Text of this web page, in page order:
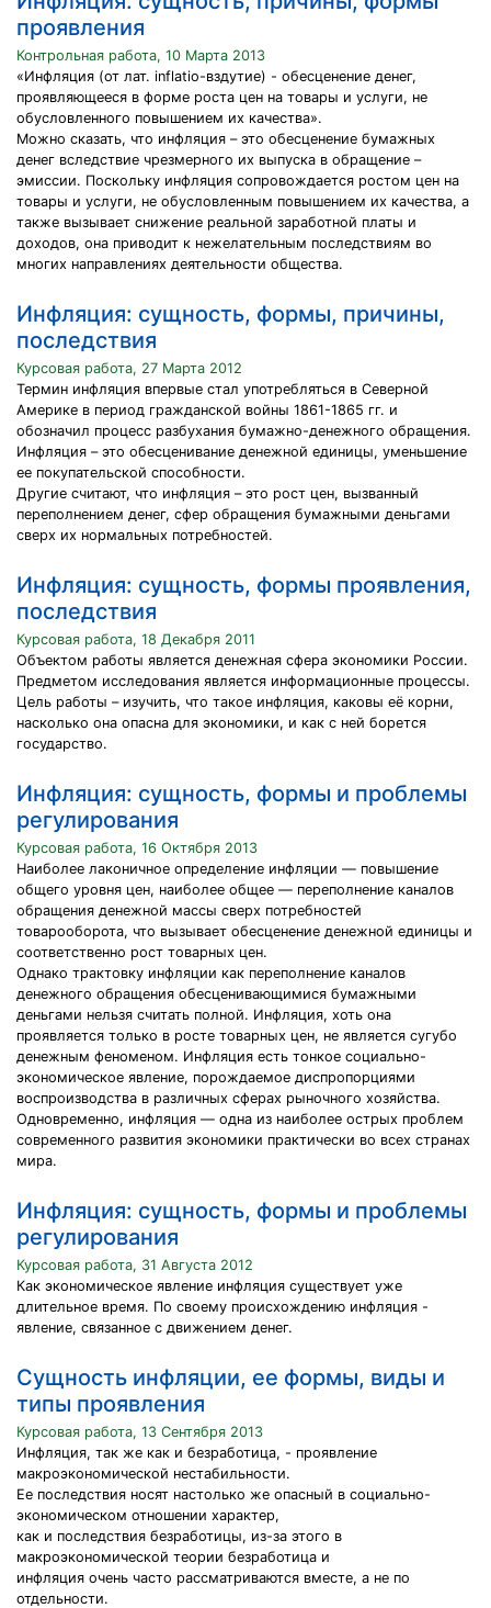
проявления
Контрольная работа, 10 Марта 2013
«Инфляция (от лат. inflatio-вздутие) - обесценение денег,
проявляющееся в форме роста цен на товары и услуги, не
обусловленного повышением их качества».
Можно сказать, что инфляция – это обесценение бумажных
денег вследствие чрезмерного их выпуска в обращение –
эмиссии. Поскольку инфляция сопровождается ростом цен на
товары и услуги, не обусловленным повышением их качества, а
также вызывает снижение реальной заработной платы и
доходов, она приводит к нежелательным последствиям во
многих направлениях деятельности общества.
Инфляция: сущность, формы, причины,
последствия
Курсовая работа, 27 Марта 2012
Термин инфляция впервые стал употребляться в Северной
Америке в период гражданской войны 1861-1865 гг. и
обозначил процесс разбухания бумажно-денежного обращения.
Инфляция – это обесценивание денежной единицы, уменьшение
ее покупательской способности.
Другие считают, что инфляция – это рост цен, вызванный
переполнением денег, сфер обращения бумажными деньгами
сверх их нормальных потребностей.
Инфляция: сущность, формы проявления,
последствия
Курсовая работа, 18 Декабря 2011
Объектом работы является денежная сфера экономики России.
Предметом исследования является информационные процессы.
Цель работы – изучить, что такое инфляция, каковы её корни,
насколько она опасна для экономики, и как с ней борется
государство.
Инфляция: сущность, формы и проблемы
регулирования
Курсовая работа, 16 Октября 2013
Наиболее лаконичное определение инфляции — повышение
общего уровня цен, наиболее общее — переполнение каналов
обращения денежной массы сверх потребностей
товарооборота, что вызывает обесценение денежной единицы и
соответственно рост товарных цен.
Однако трактовку инфляции как переполнение каналов
денежного обращения обесценивающимися бумажными
деньгами нельзя считать полной. Инфляция, хоть она
проявляется только в росте товарных цен, не является сугубо
денежным феноменом. Инфляция есть тонкое социально-
экономическое явление, порождаемое диспропорциями
воспроизводства в различных сферах рыночного хозяйства.
Одновременно, инфляция — одна из наиболее острых проблем
современного развития экономики практически во всех странах
мира.
Инфляция: сущность, формы и проблемы
регулирования
Курсовая работа, 31 Августа 2012
Как экономическое явление инфляция существует уже
длительное время. По своему происхождению инфляция -
явление, связанное с движением денег.
Сущность инфляции, ее формы, виды и
типы проявления
Курсовая работа, 13 Сентября 2013
Инфляция, так же как и безработица, - проявление
макроэкономической нестабильности.
Ее последствия носят настолько же опасный в социально-
экономическом отношении характер,
как и последствия безработицы, из-за этого в
макроэкономической теории безработица и
инфляция очень часто рассматриваются вместе, а не по
отдельности.